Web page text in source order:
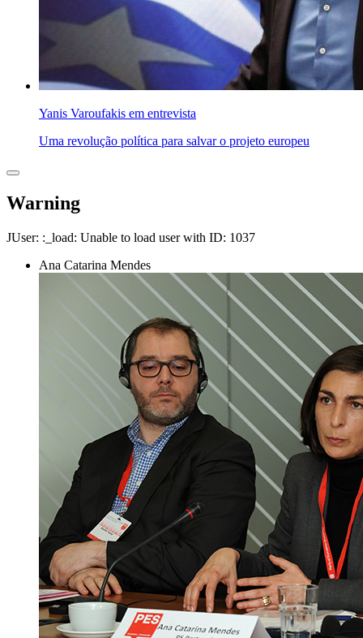
Yanis Varoufakis em entrevista
Uma revolução política para salvar o projeto europeu
Warning
JUser: :_load: Unable to load user with ID: 1037
Ana Catarina Mendes